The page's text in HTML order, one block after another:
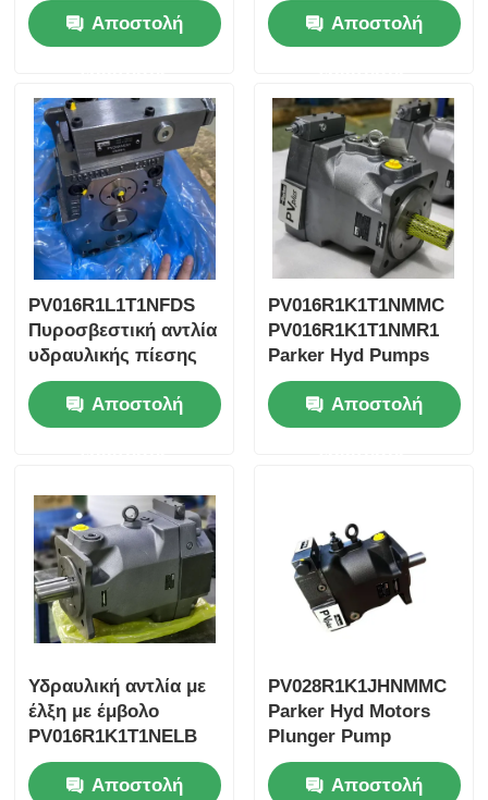
Αποστολή Αποστολή
PV016R1L1T1NFDS
Πυροσβεστική αντλία
υδραυλικής πίεσης
PV016R1K1T1NUPG
Αποστολή
PV016R1K1T1NMMC
PV016R1K1T1NMR1
Parker Hyd Pumps
PV016R1K1T1NMRC
Αποστολή
Υδραυλική αντλία με
έλξη με έμβολο
PV016R1K1T1NELB
PV016R1K1T1NFRC
PV016R1K1T1NFWS
Αποστολή
PV028R1K1JHNMMC
Parker Hyd Motors
Plunger Pump
PV028R1K1T1NELC
PV028R1K1T1NFWS
Αποστολή